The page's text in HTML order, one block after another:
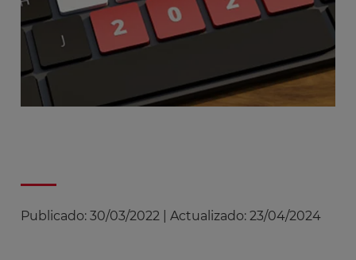
Publicado: 30/03/2022 Actualizado: 23/04/2024